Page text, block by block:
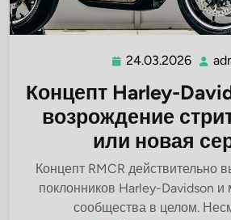
24.03.2026
Концепт Harley-
возрождение
или новая
Концепт RMCR действительно
поклонников Harley-Davidson и
сообщества в целом.